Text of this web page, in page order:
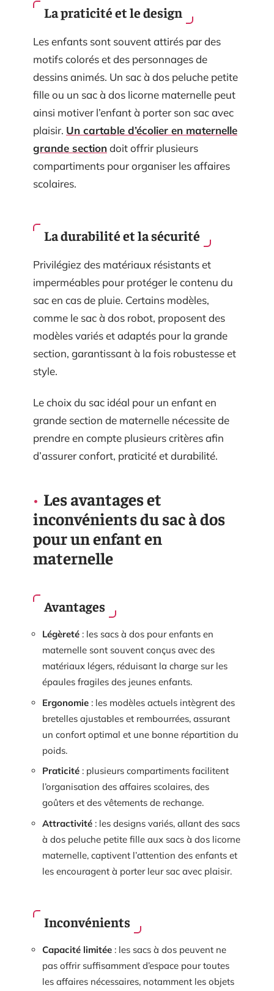
La praticité et le design
Les enfants sont souvent attirés par des
motifs colorés et des personnages de
dessins animés. Un sac à dos peluche petite
fille ou un sac à dos licorne maternelle peut
ainsi motiver l’enfant à porter son sac avec
plaisir. Un cartable d’écolier en maternelle
grande sectiondoit offrir plusieurs
compartiments pour organiser les affaires
scolaires.
La durabilité et la sécurité
Privilégiez des matériaux résistants et
imperméables pour protéger le contenu du
sac en cas de pluie. Certains modèles,
comme le sac à dos robot, proposent des
modèles variés et adaptés pour la grande
section, garantissant à la fois robustesse et
style.
Le choix du sac idéal pour un enfant en
grande section de maternelle nécessite de
prendre en compte plusieurs critères afin
d’assurer confort, praticité et durabilité.
Les avantages et
inconvénients du sac à dos
pour un enfant en
maternelle
Avantages
Légèreté : les sacs à dos pour enfants en
maternelle sont souvent conçus avec des
matériaux légers, réduisant la charge sur les
épaules fragiles des jeunes enfants.
Ergonomie : les modèles actuels intègrent des
bretelles ajustables et rembourrées, assurant
un confort optimal et une bonne répartition du
poids.
Praticité : plusieurs compartiments facilitent
l’organisation des affaires scolaires, des
goûters et des vêtements de rechange.
Attractivité : les designs variés, allant des sacs
à dos peluche petite fille aux sacs à dos licorne
maternelle, captivent l’attention des enfants et
les encouragent à porter leur sac avec plaisir.
Inconvénients
Capacité limitée : les sacs à dos peuvent ne
pas offrir suffisamment d’espace pour toutes
les affaires nécessaires, notamment les objets